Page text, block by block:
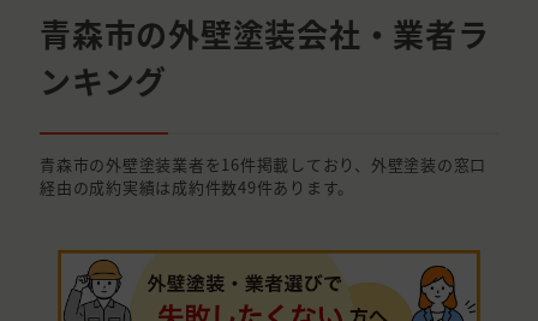
青森市の外壁塗装会社・業者ラ
ンキング
青森市の外壁塗装業者を16件掲載しており、外壁塗装の窓口
経由の成約実績は成約件数49件あります。